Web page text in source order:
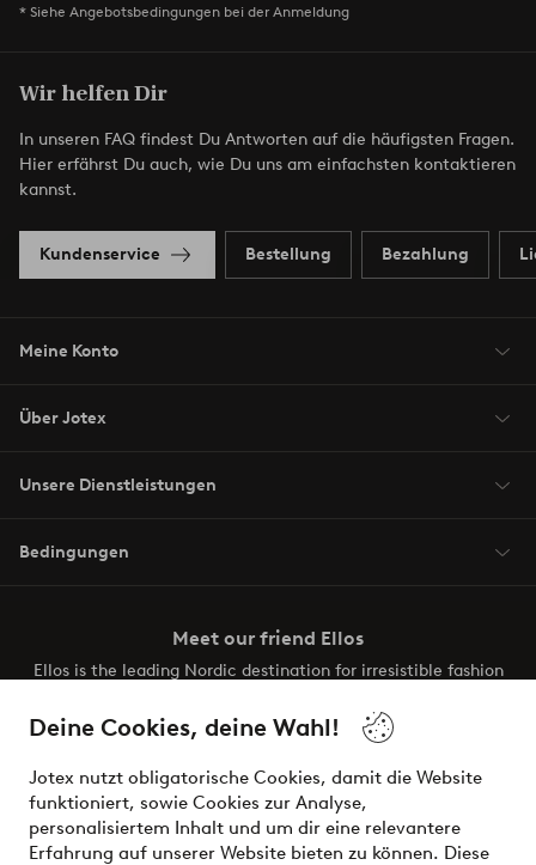
Deine Cookies, deine Wahl!
Jotex nutzt obligatorische Cookies, damit die Website
funktioniert, sowie Cookies zur Analyse,
personalisiertem Inhalt und um dir eine relevantere
Erfahrung auf unserer Website bieten zu können. Diese
* Siehe Angebotsbedingungen bei der Anmeldung
Wir helfen Dir
In unseren FAQ findest Du Antworten auf die häufigsten Fragen.
Hier erfährst Du auch, wie Du uns am einfachsten kontaktieren
kannst.
Kundenservice Bestellung Bezahlung
Meine Konto
Über Jotex
Unsere Dienstleistungen
Bedingungen
Meet our friend Ellos
Ellos is the leading Nordic destination for irresistible fashion
the latest trends, curated to make finding your next look
effortless. It’s all here.
Visit Ellos